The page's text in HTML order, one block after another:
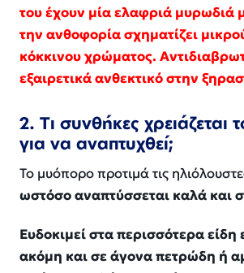
του έχουν μία ελαφριά μυρωδιά
την ανθοφορία σχηματίζει
κόκκινου χρώματος.
εξαιρετικά ανθεκτικό στην
2. Τι συνθήκες χρειάζεται
για να αναπτυχθεί;
Το μυόπορο προτιμά τις
ωστόσο αναπτύσσεται καλά και
Ευδοκιμεί στα περισσότερα
ακόμη και σε άγονα πετρώδη ή